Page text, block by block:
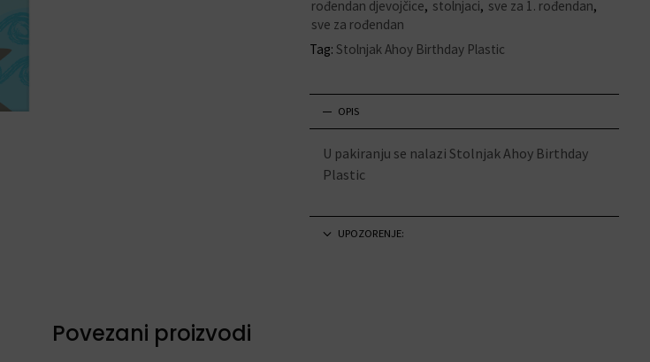
rođendan djevojčice, stolnjaci, sve za 1. rođendan,
sve za rođendan
Tag: Stolnjak Ahoy Birthday Plastic
OPIS
U pakiranju se nalazi Stolnjak Ahoy Birthday
Plastic
UPOZORENJE:
Povezani proizvodi